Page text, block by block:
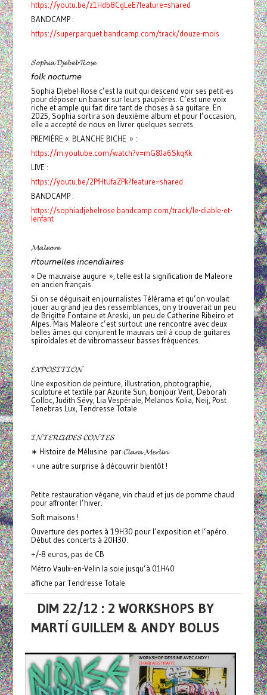
https://youtu.be/z1Hdb8CgLeE?feature=shared
BANDCAMP :
https://superparquet.bandcamp.com/track/douze-mois
𝓢𝓸𝓹𝓱𝓲𝓪 𝓓𝓳𝓮𝓫𝓮𝓵-𝓡𝓸𝓼𝓮
𝘧𝘰𝘭𝘬 𝘯𝘰𝘤𝘵𝘶𝘳𝘯𝘦
Sophia Djebel-Rose c’est la nuit qui descend voir ses petit-es
pour déposer un baiser sur leurs paupières. C’est une voix
riche et ample qui fait dire tant de choses à sa guitare. En
2025, Sophia sortira son deuxième album et pour l’occasion,
elle a accepté de nous en livrer quelques secrets.
PREMIÈRE « BLANCHE BICHE » :
https://m.youtube.com/watch?v=mG8Ja6SkqKk
LIVE :
https://youtu.be/2PfHtUfaZPk?feature=shared
BANDCAMP :
https://sophiadjebelrose.bandcamp.com/track/le-diable-et-
lenfant
𝓜𝓪𝓵𝓮𝓸𝓻𝓮
𝘳𝘪𝘵𝘰𝘶𝘳𝘯𝘦𝘭𝘭𝘦𝘴 𝘪𝘯𝘤𝘦𝘯𝘥𝘪𝘢𝘪𝘳𝘦𝘴
« De mauvaise augure », telle est la signification de Maleore
en ancien français.
Si on se déguisait en journalistes Télérama et qu’on voulait
jouer au grand jeu des ressemblances, on y trouverait un peu
de Brigitte Fontaine et Areski, un peu de Catherine Ribeiro et
Alpes. Mais Maleore c’est surtout une rencontre avec deux
belles âmes qui conjurent le mauvais œil à coup de guitares
spiroïdales et de vibromasseur basses fréquences.
𝓔𝓧𝓟𝓞𝓢𝓘𝓣𝓘𝓞𝓝
Une exposition de peinture, illustration, photographie,
sculpture et textile par Azurite Sun, bonjour Vent, Deborah
Colloc, Judith Sévy, Lia Vespérale, Melanos Kolia, Neij, Post
Tenebras Lux, Tendresse Totale.
𝓘𝓝𝓣𝓔𝓡𝓛𝓤𝓓𝓔𝓢 𝓒𝓞𝓝𝓣𝓔𝓢
∗ Histoire de Mélusine par 𝓒𝓵𝓪𝓻𝓪 𝓜𝓮𝓻𝓵𝓲𝓷
+ une autre surprise à découvrir bientôt !
Petite restauration végane, vin chaud et jus de pomme chaud
pour affronter l’hiver.
Soft maisons !
Ouverture des portes à 19H30 pour l’exposition et l’apéro.
Début des concerts à 20H30.
+/-8 euros, pas de CB
Métro Vaulx-en-Velin la soie jusqu’à 01H40
affiche par Tendresse Totale
DIM 22/12 : 2 WORKSHOPS BY
MARTÍ GUILLEM & ANDY BOLUS